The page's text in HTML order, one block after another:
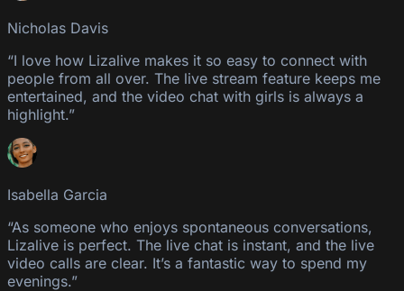
Nicholas Davis
“I love how Lizalive makes it so easy to connect with
people from all over. The live stream feature keeps me
entertained, and the video chat with girls is always a
highlight.”
Isabella Garcia
“As someone who enjoys spontaneous conversations,
Lizalive is perfect. The live chat is instant, and the live
video calls are clear. It’s a fantastic way to spend my
evenings.”